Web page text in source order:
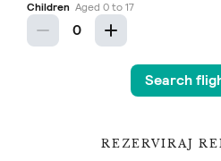
REZERVIRAJ